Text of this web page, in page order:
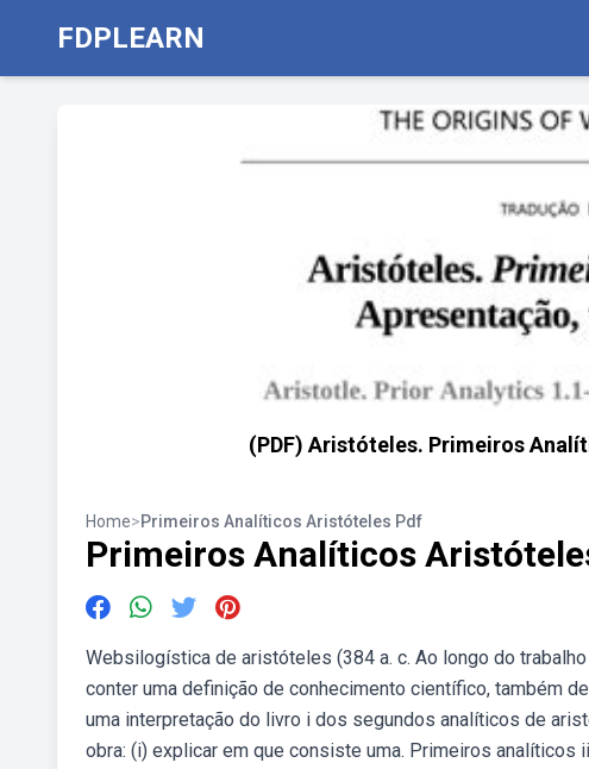
FDPLEARN
(PDF) Aristóteles. Primeiros
Home>Primeiros Analíticos Aristóteles Pdf
Primeiros Analíticos
Websilogística de aristóteles (384 a. c. Ao longo do
conter uma definição de conhecimento científico, também
uma interpretação do livro i dos segundos analíticos de
obra: (i) explicar em que consiste uma. Primeiros